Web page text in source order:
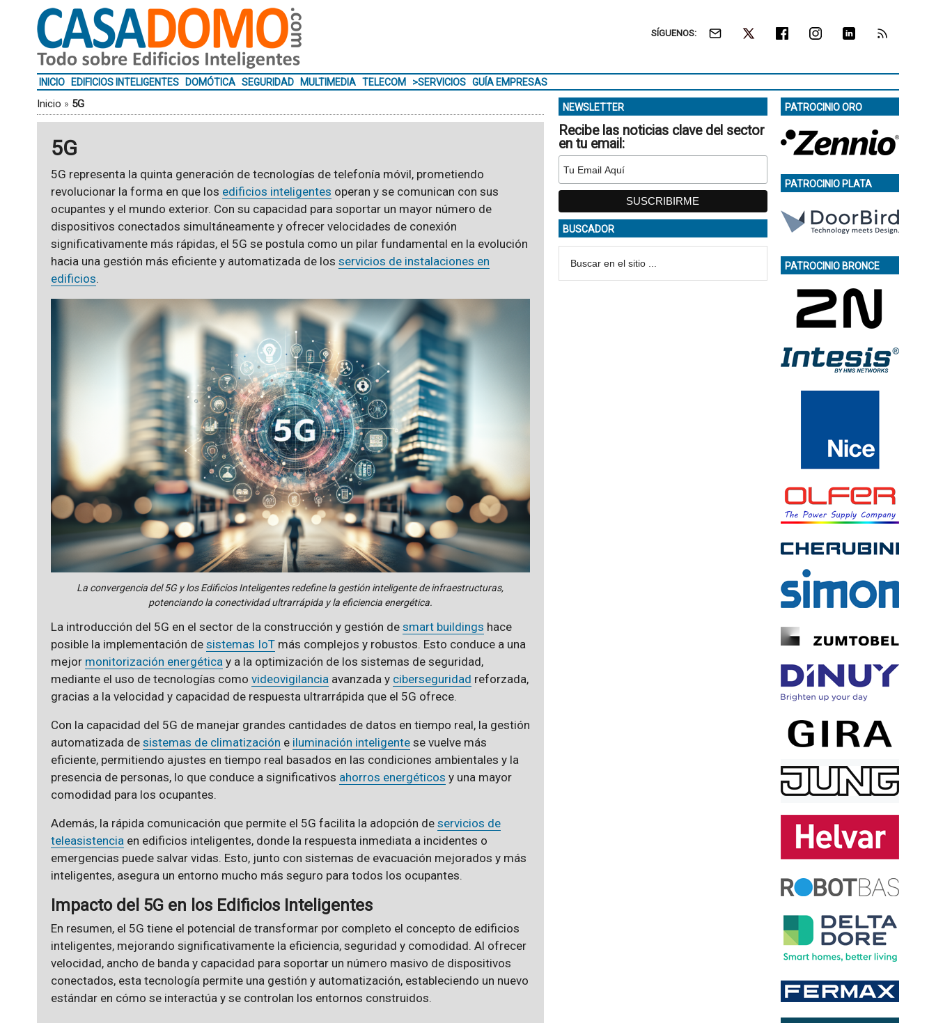
SÍGUENOS:
INICIO EDIFICIOS INTELIGENTES DOMÓTICA SEGURIDAD MULTIMEDIA TELECOM >SERVICIOS GUÍA EMPRESAS
Inicio » 5G
5G
5G representa la quinta generación de tecnologías de telefonía móvil, prometiendo
revolucionar la forma en que los edificios inteligentes operan y se comunican con sus
ocupantes y el mundo exterior. Con su capacidad para soportar un mayor número de
dispositivos conectados simultáneamente y ofrecer velocidades de conexión
significativamente más rápidas, el 5G se postula como un pilar fundamental en la evolución
hacia una gestión más eficiente y automatizada de los servicios de instalaciones en
edificios.
La convergencia del 5G y los Edificios Inteligentes redefine la gestión inteligente de infraestructuras,
potenciando la conectividad ultrarrápida y la eficiencia energética.
La introducción del 5G en el sector de la construcción y gestión de smart buildings hace
posible la implementación de sistemas IoTmás complejos y robustos. Esto conduce a una
mejor monitorización energéticay a la optimización de los sistemas de seguridad,
mediante el uso de tecnologías como videovigilanciaavanzada y ciberseguridad reforzada,
gracias a la velocidad y capacidad de respuesta ultrarrápida que el 5G ofrece.
Con la capacidad del 5G de manejar grandes cantidades de datos en tiempo real, la gestión
automatizada de sistemas de climatización e iluminación inteligentese vuelve más
eficiente, permitiendo ajustes en tiempo real basados en las condiciones ambientales y la
presencia de personas, lo que conduce a significativos ahorros energéticos y una mayor
comodidad para los ocupantes.
Además, la rápida comunicación que permite el 5G facilita la adopción de servicios de
teleasistenciaen edificios inteligentes, donde la respuesta inmediata a incidentes o
emergencias puede salvar vidas. Esto, junto con sistemas de evacuación mejorados y más
inteligentes, asegura un entorno mucho más seguro para todos los ocupantes.
Impacto del 5G en los Edificios Inteligentes
En resumen, el 5G tiene el potencial de transformar por completo el concepto de edificios
inteligentes, mejorando significativamente la eficiencia, seguridad y comodidad. Al ofrecer
velocidad, ancho de banda y capacidad para soportar un número masivo de dispositivos
conectados, esta tecnología permite una gestión y automatización, estableciendo un nuevo
estándar en cómo se interactúa y se controlan los entornos construidos.
NEWSLETTER
Recibe las noticias clave del sector
en tu email:
BUSCADOR
PATROCINIO ORO
PATROCINIO PLATA
PATROCINIO BRONCE